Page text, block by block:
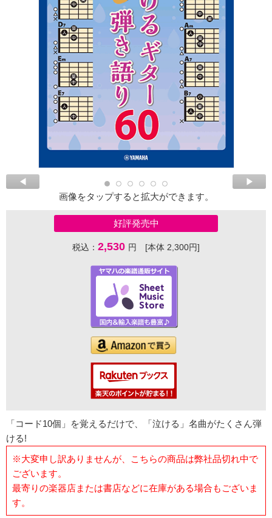
画像をタップすると拡大ができます。
好評発売中
税込： 2,530 円 [本体 2,300円]
「コード10個」を覚えるだけで、「泣ける」名曲がたくさん弾
ける!
※大変申し訳ありませんが、こちらの商品は弊社品切れ中で
ございます。
最寄りの楽器店または書店などに在庫がある場合もございま
す。